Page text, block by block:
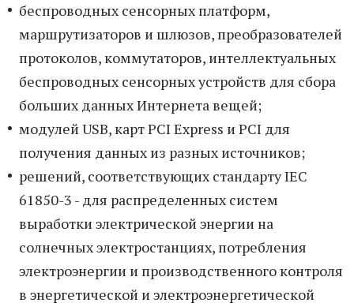
беспроводных сенсорных платформ,
маршрутизаторов и шлюзов, преобразователей
протоколов, коммутаторов, интеллектуальных
беспроводных сенсорных устройств для сбора
больших данных Интернета вещей;
модулей USB, карт PCI Express и PCI для
получения данных из разных источников;
решений, соответствующих стандарту IEC
61850-3 - для распределенных систем
выработки электрической энергии на
солнечных электростанциях, потребления
электроэнергии и производственного контроля
в энергетической и электроэнергетической